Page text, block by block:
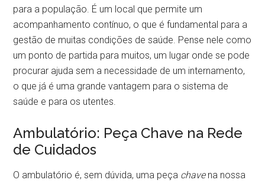
para a população. É um local que permite um
acompanhamento contínuo, o que é fundamental para a
gestão de muitas condições de saúde. Pense nele como
um ponto de partida para muitos, um lugar onde se pode
procurar ajuda sem a necessidade de um internamento,
o que já é uma grande vantagem para o sistema de
saúde e para os utentes.
Ambulatório: Peça Chave na Rede
de Cuidados
O ambulatório é, sem dúvida, uma peça chavena nossa